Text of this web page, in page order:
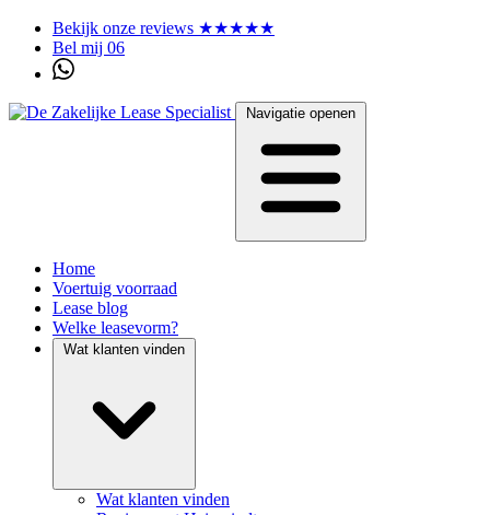
Bekijk onze reviews ★★★★★
Bel mij 06
Navigatie openen
Home
Voertuig voorraad
Lease blog
Welke leasevorm?
Wat klanten vinden
Wat klanten vinden